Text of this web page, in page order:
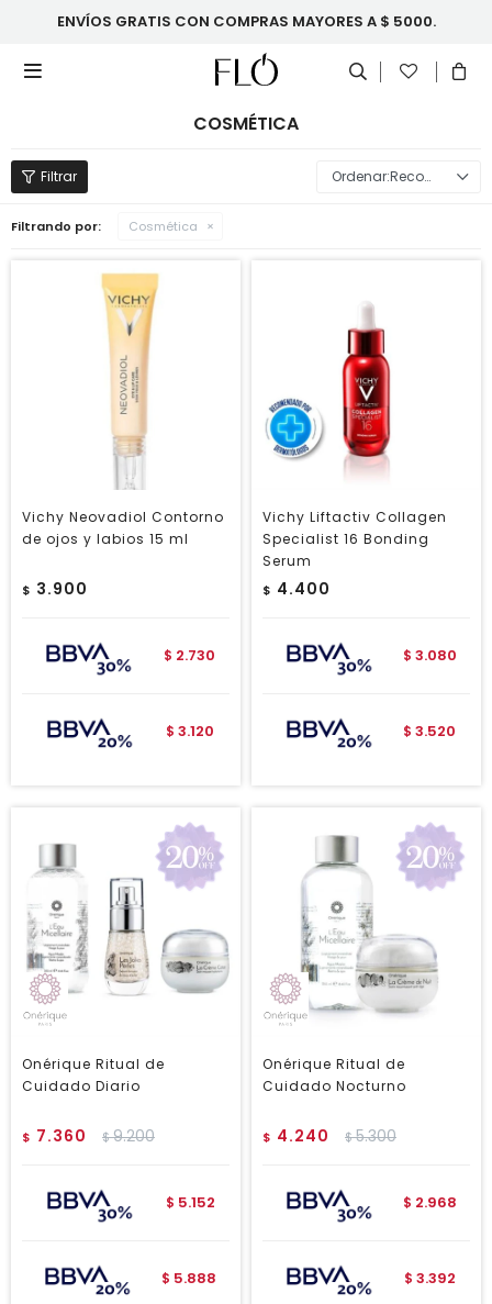
ENVÍOS GRATIS CON COMPRAS MAYORES A $ 5000.

COSMÉTICA
Recomendados
Filtrando por: Cosmética
Vichy Neovadiol Contorno
de ojos y labios 15 ml
$ 3.900
$ 2.730
$ 3.120
Vichy Liftactiv Collagen
Specialist 16 Bonding
Serum
$ 4.400
$ 3.080
$ 3.520
Onérique Ritual de
Cuidado Diario
$ 7.360 $9.200
$ 5.152
$ 5.888
Onérique Ritual de
Cuidado Nocturno
$ 4.240 $5.300
$ 2.968
$ 3.392